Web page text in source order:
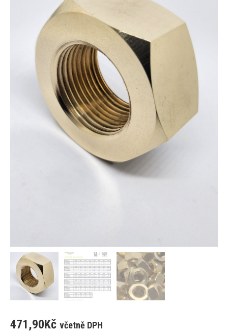
471,90Kč včetně DPH